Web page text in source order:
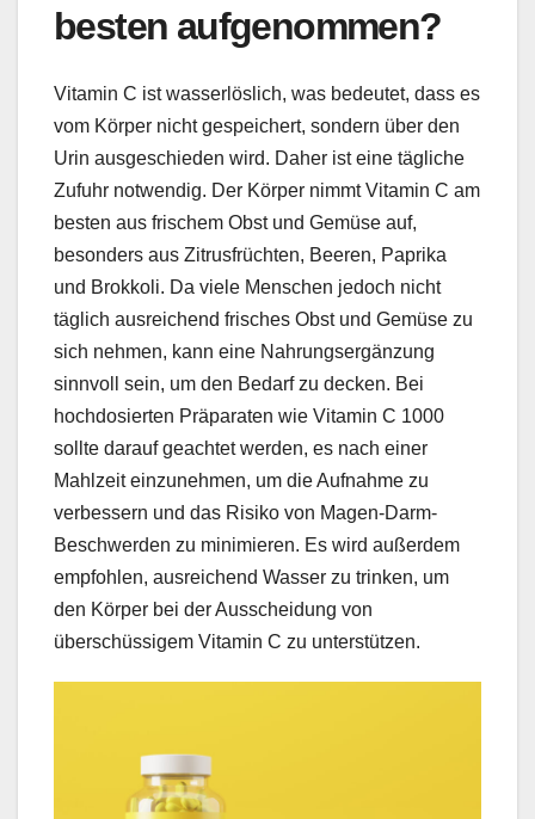
besten aufgenommen?
Vitamin C ist wasserlöslich, was bedeutet, dass es
vom Körper nicht gespeichert, sondern über den
Urin ausgeschieden wird. Daher ist eine tägliche
Zufuhr notwendig. Der Körper nimmt Vitamin C am
besten aus frischem Obst und Gemüse auf,
besonders aus Zitrusfrüchten, Beeren, Paprika
und Brokkoli. Da viele Menschen jedoch nicht
täglich ausreichend frisches Obst und Gemüse zu
sich nehmen, kann eine Nahrungsergänzung
sinnvoll sein, um den Bedarf zu decken. Bei
hochdosierten Präparaten wie Vitamin C 1000
sollte darauf geachtet werden, es nach einer
Mahlzeit einzunehmen, um die Aufnahme zu
verbessern und das Risiko von Magen-Darm-
Beschwerden zu minimieren. Es wird außerdem
empfohlen, ausreichend Wasser zu trinken, um
den Körper bei der Ausscheidung von
überschüssigem Vitamin C zu unterstützen.